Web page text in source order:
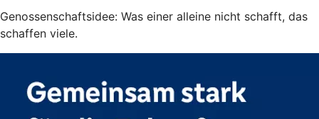
Genossenschaftsidee: Was einer alleine nicht schafft, das
schaffen viele.